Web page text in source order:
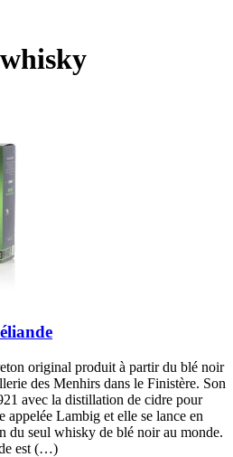
original produit à partir du blé noir
des Menhirs dans le Finistère. Son
avec la distillation de cidre pour
appelée Lambig et elle se lance en
du seul whisky de blé noir au monde.
est (…)